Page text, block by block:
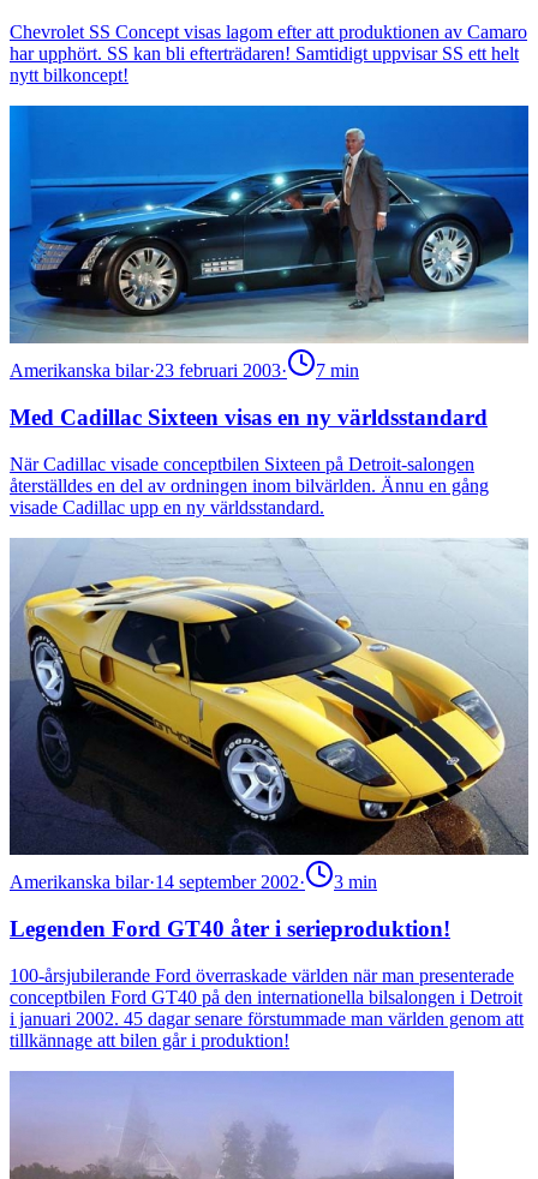
Chevrolet SS Concept visas lagom efter att produktionen av Camaro
har upphört. SS kan bli efterträdaren! Samtidigt uppvisar SS ett helt
nytt bilkoncept!
Amerikanska bilar·23 februari 2003· 7 min
Med Cadillac Sixteen visas en ny världsstandard
När Cadillac visade conceptbilen Sixteen på Detroit-salongen
återställdes en del av ordningen inom bilvärlden. Ännu en gång
visade Cadillac upp en ny världsstandard.
Amerikanska bilar·14 september 2002· 3 min
Legenden Ford GT40 åter i serieproduktion!
100-årsjubilerande Ford överraskade världen när man presenterade
conceptbilen Ford GT40 på den internationella bilsalongen i Detroit
i januari 2002. 45 dagar senare förstummade man världen genom att
tillkännage att bilen går i produktion!